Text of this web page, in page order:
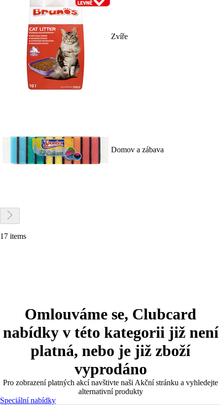
Zvíře
Domov a zábava
17 items
Omlouváme se, Clubcard
nabídky v této kategorii již není
platná, nebo je již zboží
vyprodáno
Pro zobrazení platných akcí navštivte naši Akční stránku a vyhledejte
alternativní produkty
Speciální nabídky